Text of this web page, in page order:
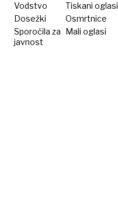
Vodstvo
Dosežki
Sporočila za
javnost
Tiskani oglasi
Osmrtnice
Mali oglasi